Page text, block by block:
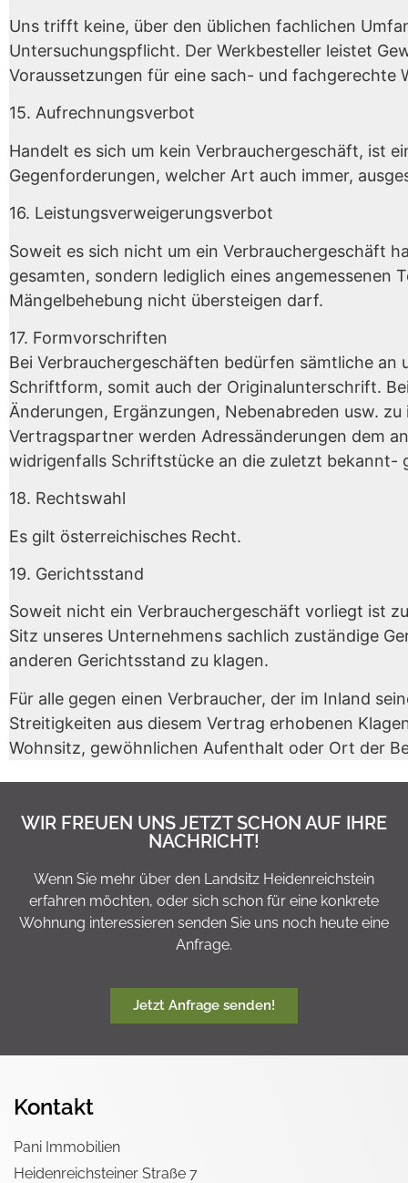
Uns trifft keine, über den üblichen fachlichen
Untersuchungspflicht. Der Werkbesteller leistet
Voraussetzungen für eine sach- und fachgerechte
15. Aufrechnungsverbot
Handelt es sich um kein Verbrauchergeschäft, ist
Gegenforderungen, welcher Art auch immer,
16. Leistungsverweigerungsverbot
Soweit es sich nicht um ein Verbrauchergeschäft
gesamten, sondern lediglich eines angemessenen
Mängelbehebung nicht übersteigen darf.
17. Formvorschriften
Bei Verbrauchergeschäften bedürfen sämtliche
Schriftform, somit auch der Originalunterschrift.
Änderungen, Ergänzungen, Nebenabreden usw.
Vertragspartner werden Adressänderungen dem
widrigenfalls Schriftstücke an die zuletzt bekannt-
18. Rechtswahl
Es gilt österreichisches Recht.
19. Gerichtsstand
Soweit nicht ein Verbrauchergeschäft vorliegt ist
Sitz unseres Unternehmens sachlich zuständige
anderen Gerichtsstand zu klagen.
Für alle gegen einen Verbraucher, der im Inland
Streitigkeiten aus diesem Vertrag erhobenen
Wohnsitz, gewöhnlichen Aufenthalt oder Ort der
WIR FREUEN UNS JETZT SCHON AUF IHRE
NACHRICHT!
Wenn Sie mehr über den Landsitz Heidenreichstein
erfahren möchten, oder sich schon für eine konkrete
Wohnung interessieren senden Sie uns noch heute eine
Anfrage.
Jetzt Anfrage senden!
Kontakt
Pani Immobilien
Heidenreichsteiner Straße 7